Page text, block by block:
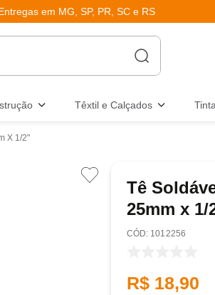
em MG, SP, PR, SC e RS
Têxtil e Calçados
X 1/2"
Tê
25mm x 1/
: 1012256
R$ 18,90